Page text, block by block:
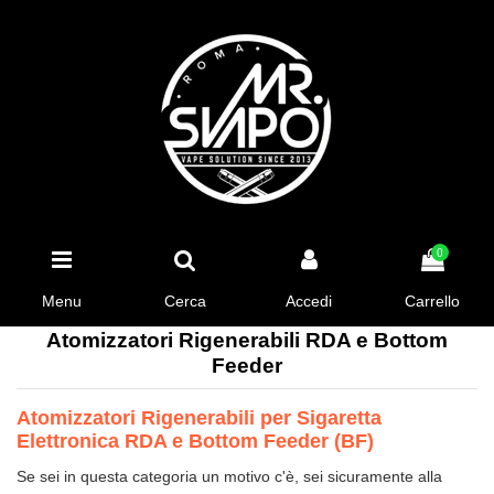
Menu Cerca Accedi
0
Carrello
Atomizzatori Rigenerabili RDA e Bottom
Feeder
Atomizzatori Rigenerabili per Sigaretta
Elettronica RDA e Bottom Feeder (BF)
Se sei in questa categoria un motivo c'è, sei sicuramente alla